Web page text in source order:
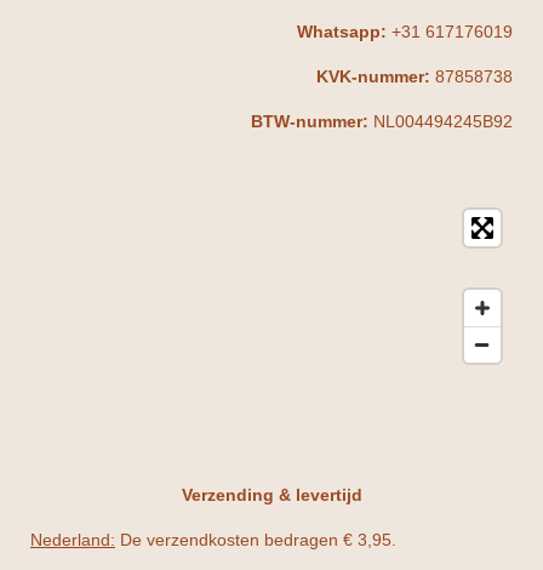
Whatsapp: +31 617176019
KVK-nummer: 87858738
BTW-nummer: NL004494245B92
Verzending & levertijd
Nederland: De verzendkosten bedragen € 3,95.